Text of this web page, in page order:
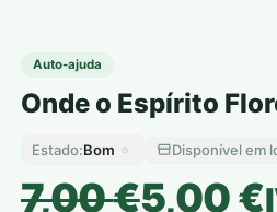
Auto-ajuda
Onde o Espírito
Estado:Bom Disponível em
7,00€
O
5,00€
O